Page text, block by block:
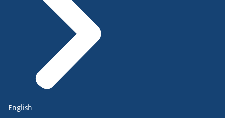
English